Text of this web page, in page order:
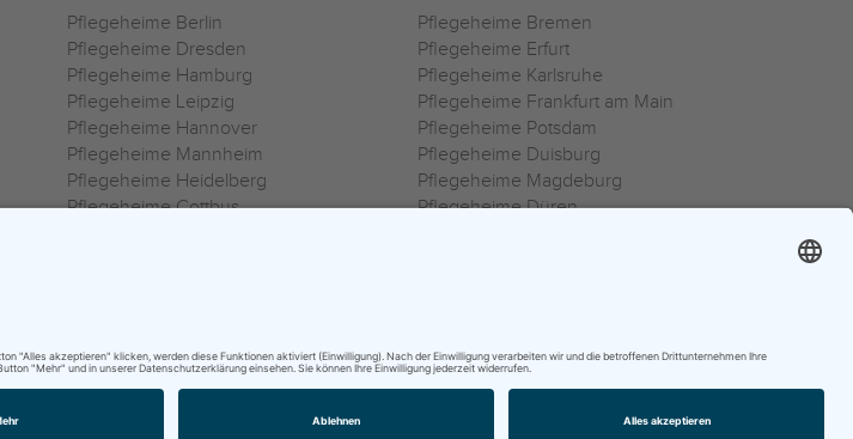
Pflegeheime Berlin
Pflegeheime Dresden
Pflegeheime Hamburg
Pflegeheime Leipzig
Pflegeheime Hannover
Pflegeheime Mannheim
Pflegeheime Heidelberg
Pflegeheime Cottbus
Pflegeheime Bremen
Pflegeheime Erfurt
Pflegeheime Karlsruhe
Pflegeheime Frankfurt am Main
Pflegeheime Potsdam
Pflegeheime Duisburg
Pflegeheime Magdeburg
Pflegeheime Düren
0800 800 666 0